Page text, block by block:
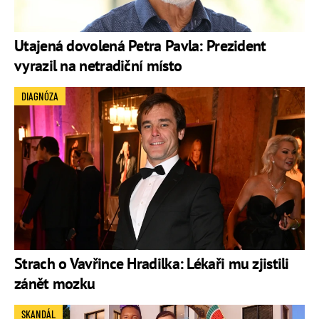
Utajená dovolená Petra Pavla: Prezident
vyrazil na netradiční místo
Strach o Vavřince Hradilka: Lékaři mu zjistili
zánět mozku
DIAGNÓZA
SKANDÁL